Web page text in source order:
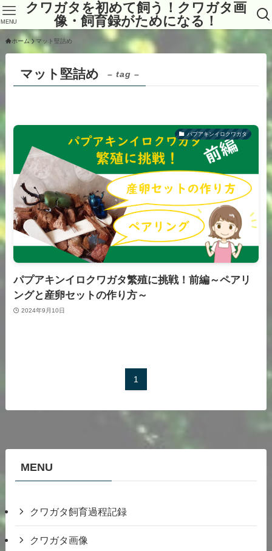
クワガタを初めて飼う！クワガタ画
像・飼育録がためになる！
MENU
ホーム マット堅詰め
マット堅詰め – tag –
パプアキンイロクワガタ
パプアキンイロクワガタ繁殖に挑戦！前編～ペアリ
ングと産卵セットの作り方～
2024年9月10日
1
MENU
クワガタ飼育過程記録
クワガタ画像